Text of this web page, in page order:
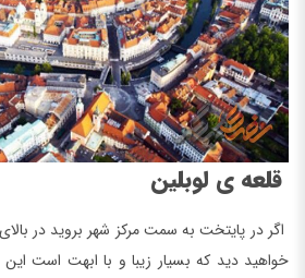
قلعه ی لوبلین
اگر در پایتخت به سمت مرکز شهر بروید در
خواهید دید که بسیار زیبا و با ابهت است